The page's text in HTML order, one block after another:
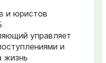
и юристов
управляет
и
жизнь